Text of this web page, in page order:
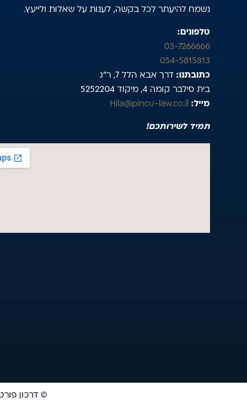
נשמח להיעתר לכל בקשה, לענות על שאלות ולייעץ.
טלפונים:
03-7266666
054-5815813
כתובתנו: דרך אבא הלל 7, ר”ג
בית סילבר קומה 4, מיקוד 5252204
מייל:
Hila@pincu-law.co.il
תמיד לשירותכם!
© דרכון